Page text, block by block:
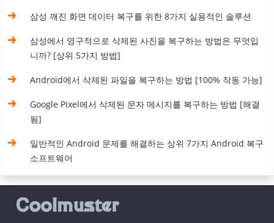
삼성 깨진 화면 데이터 복구를 위한 8가지 실용적인 솔루션
삼성에서 영구적으로 삭제된 사진을 복구하는 방법은 무엇입
니까? [상위 5가지 방법]
Android에서 삭제된 파일을 복구하는 방법 [100% 작동 가능]
Google Pixel에서 삭제된 문자 메시지를 복구하는 방법 [해결
됨]
일반적인 Android 문제를 해결하는 상위 7가지 Android 복구
소프트웨어